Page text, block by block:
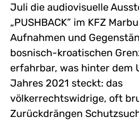
Juli die audiovisuelle
„PUSHBACK” im KFZ
Aufnahmen und
bosnisch-kroatischen
erfahrbar, was hinter dem
Jahres 2021 steckt: das
völkerrechtswidrige, oft
Zurückdrängen